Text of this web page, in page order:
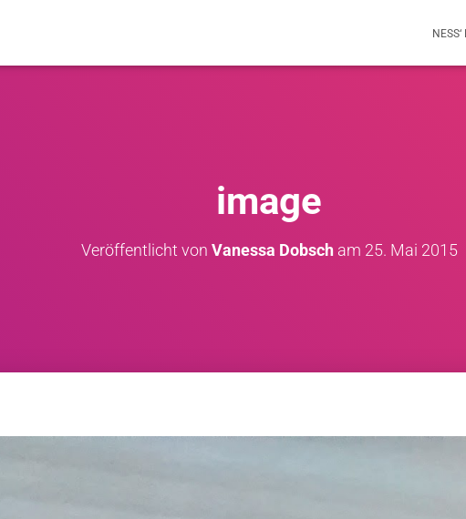
image
Veröffentlicht von Vanessa Dobscham 25. Mai 2015